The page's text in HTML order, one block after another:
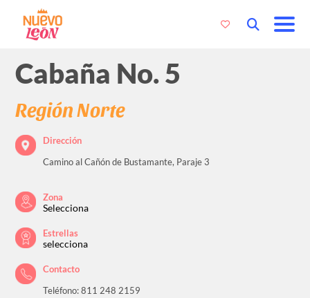
Cabaña No. 5
Región Norte
Dirección
Camino al Cañón de Bustamante, Paraje 3
Zona
Selecciona
Estrellas
selecciona
Contacto
Teléfono: 811 248 2159